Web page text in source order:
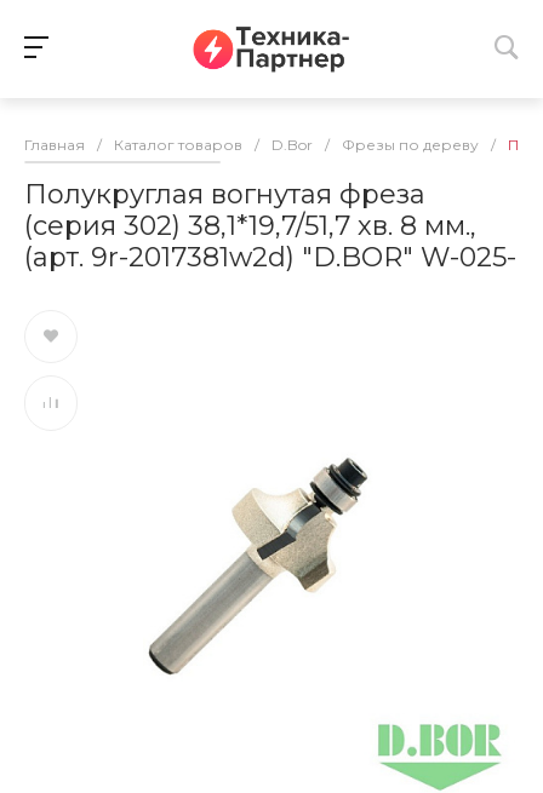
Главная / Каталог товаров / D.Bor / Фрезы по дереву /
Полукруглая вогнутая фреза
(серия 302) 38,1*19,7/51,7 хв. 8 мм.,
(арт. 9r-2017381w2d) "D.BOR" W-025-